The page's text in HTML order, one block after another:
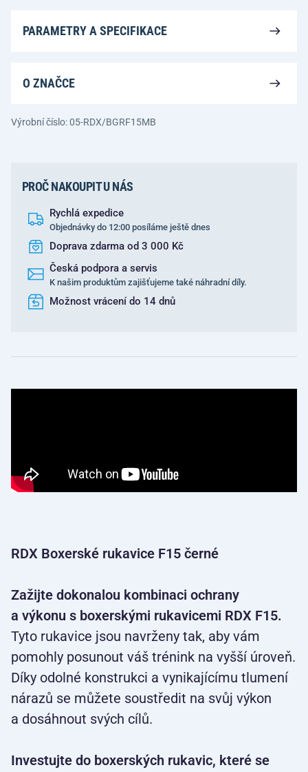
PARAMETRY A SPECIFIKACE
O ZNAČCE
Výrobní číslo: 05-RDX/BGRF15MB
PROČ NAKOUPIT U NÁS
Rychlá expedice
Objednávky do 12:00 posíláme ještě dnes
Doprava zdarma od 3 000 Kč
Česká podpora a servis
K našim produktům zajišťujeme také náhradní díly.
Možnost vrácení do 14 dnů
RDX Boxerské rukavice F15 černé
Zažijte dokonalou kombinaci ochrany
a výkonu s boxerskými rukavicemi RDX F15.
Tyto rukavice jsou navrženy tak, aby vám
pomohly posunout váš trénink na vyšší úroveň.
Díky odolné konstrukci a vynikajícímu tlumení
nárazů se můžete soustředit na svůj výkon
a dosáhnout svých cílů.
Investujte do boxerských rukavic, které se